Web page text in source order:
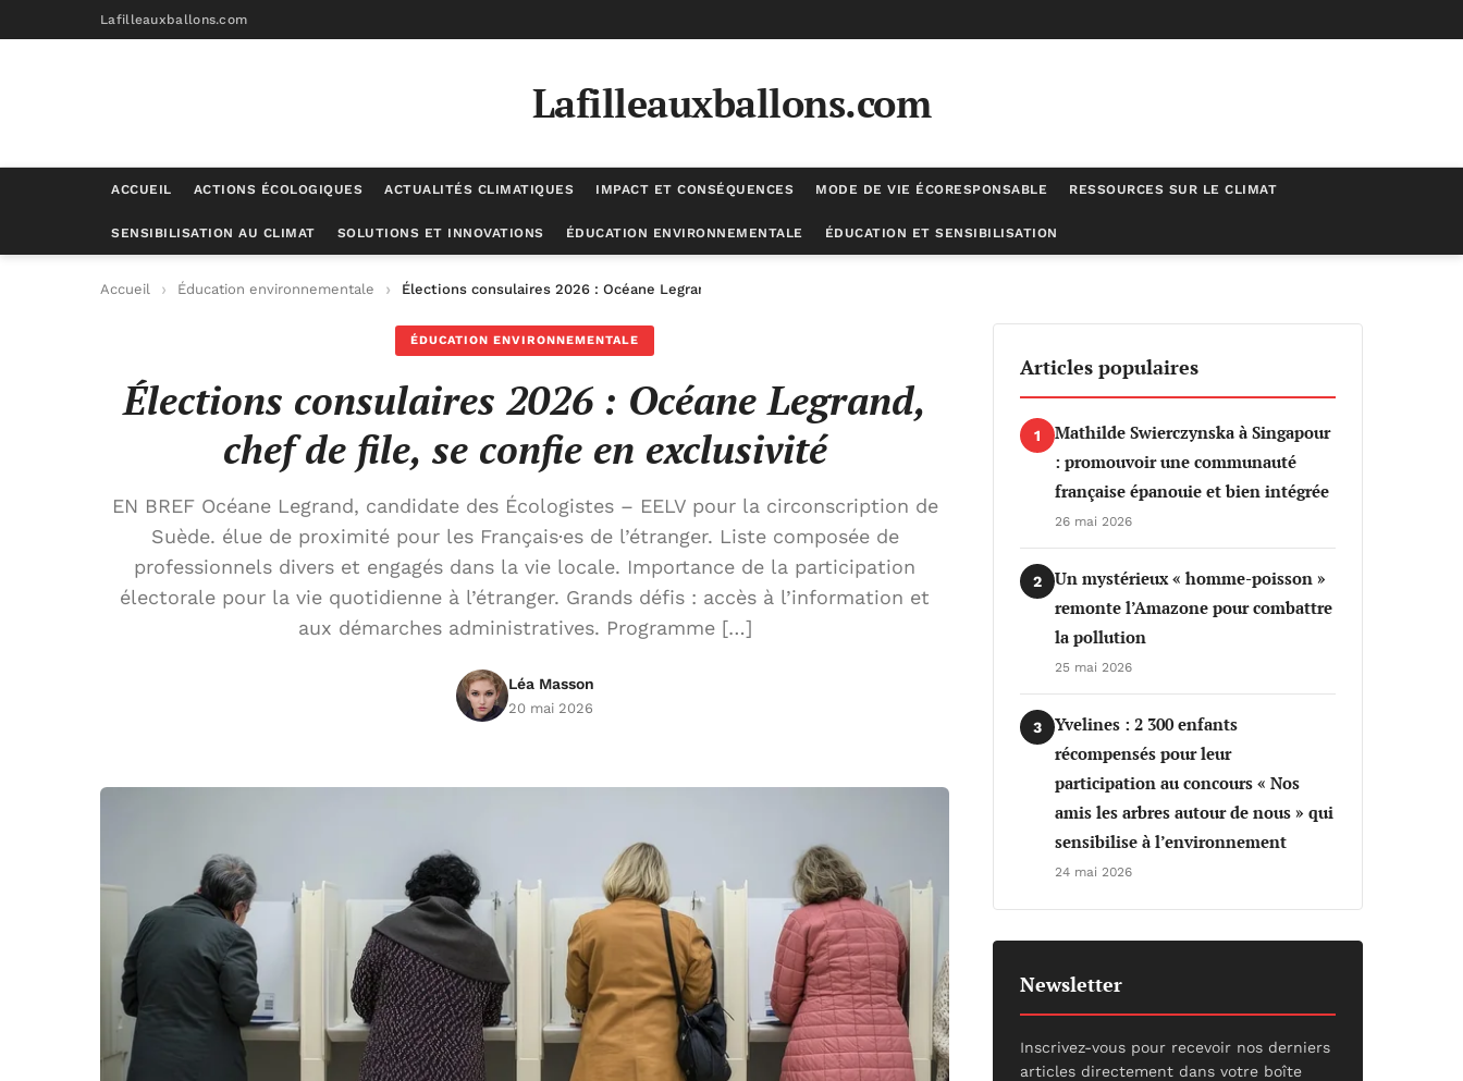
Lafilleauxballons.com
Lafilleauxballons.com
ACCUEIL ACTIONS ÉCOLOGIQUES ACTUALITÉS CLIMATIQUES IMPACT ET CONSÉQUENCES MODE DE VIE ÉCORESPONSABLE RESSOURCES SUR LE CLIMAT
SENSIBILISATION AU CLIMAT SOLUTIONS ET INNOVATIONS ÉDUCATION ENVIRONNEMENTALE ÉDUCATION ET SENSIBILISATION
Accueil Éducation environnementale Élections consulaires 2026 : Océane Legrand, chef de file, se confie en exclusivité
ÉDUCATION ENVIRONNEMENTALE
Élections consulaires 2026 : Océane Legrand,
chef de file, se confie en exclusivité
EN BREF Océane Legrand, candidate des Écologistes – EELV pour la circonscription de
Suède. élue de proximité pour les Français·es de l’étranger. Liste composée de
professionnels divers et engagés dans la vie locale. Importance de la participation
électorale pour la vie quotidienne à l’étranger. Grands défis : accès à l’information et
aux démarches administratives. Programme […]
Léa Masson
20 mai 2026
Articles populaires
1
Mathilde Swierczynska à Singapour
: promouvoir une communauté
française épanouie et bien intégrée
26 mai 2026
2
Un mystérieux « homme-poisson »
remonte l’Amazone pour combattre
la pollution
25 mai 2026
3
Yvelines : 2 300 enfants
récompensés pour leur
participation au concours « Nos
amis les arbres autour de nous » qui
sensibilise à l’environnement
24 mai 2026
Newsletter
Inscrivez-vous pour recevoir nos derniers
articles directement dans votre boîte